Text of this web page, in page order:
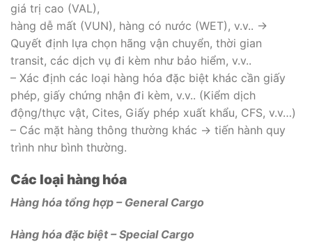
giá trị cao (VAL),
hàng dễ mất (VUN), hàng có nước (WET), v.v.. ->
Quyết định lựa chọn hãng vận chuyển, thời gian
transit, các dịch vụ đi kèm như bảo hiểm, v.v..
– Xác định các loại hàng hóa đặc biệt khác cần giấy
phép, giấy chứng nhận đi kèm, v.v.. (Kiểm dịch
động/thực vật, Cites, Giấy phép xuất khẩu, CFS, v.v…)
– Các mặt hàng thông thường khác -> tiến hành quy
trình như bình thường.
Các loại hàng hóa
Hàng hóa tổng hợp – General Cargo
Hàng hóa đặc biệt – Special Cargo